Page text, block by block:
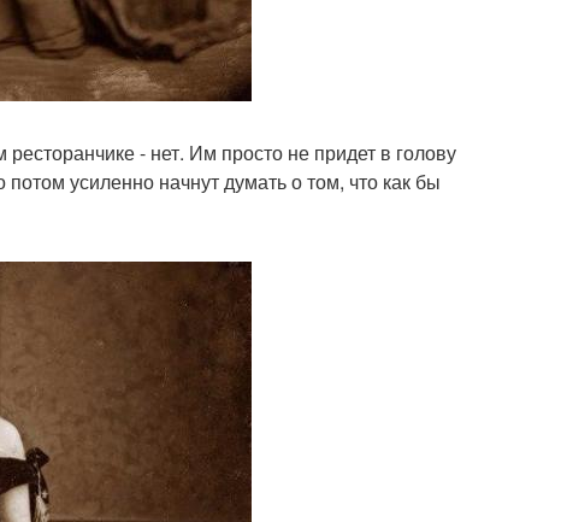
- нет. Им просто не придет в голову
усиленно начнут думать о том, что как бы